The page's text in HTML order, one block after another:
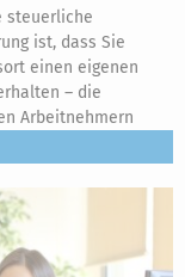
steuerliche
ist, dass Sie
einen eigenen
– die
Arbeitnehmern